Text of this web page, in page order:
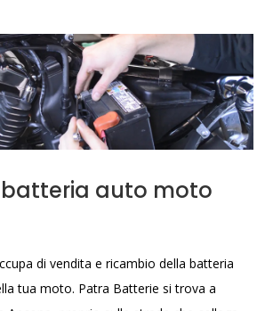
batteria auto moto
di vendita e ricambio della batteria
tua moto. Patra Batterie si trova a